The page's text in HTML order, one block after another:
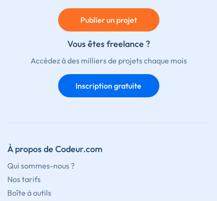
Publier un projet
Vous êtes freelance ?
Accédez à des milliers de projets chaque mois
Inscription gratuite
À propos de Codeur.com
Qui sommes-nous ?
Nos tarifs
Boîte à outils